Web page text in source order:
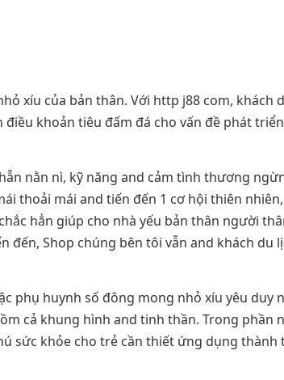
xíu của bản thân. Với http j88 com, khách
khoản tiêu đấm đá cho vấn đề phát triển
nằn nì, kỹ năng and cảm tình thương
thoải mái and tiến đến 1 cơ hội thiên nhiên,
hẳn giúp cho nhà yếu bản thân người
đến, Shop chúng bên tôi vẫn and khách du
phụ huynh số đông mong nhỏ xíu yêu duy
cả khung hình and tinh thần. Trong phần
sức khỏe cho trẻ cần thiết ứng dụng thành